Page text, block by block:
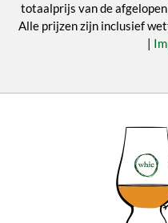
totaalprijs van de
Alle prijzen zijn inclusief
|